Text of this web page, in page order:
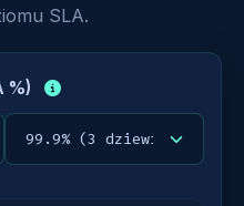
SLA.
%)